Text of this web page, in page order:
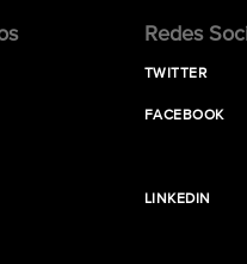
Redes
TWITTER
FACEBOOK
LINKEDIN